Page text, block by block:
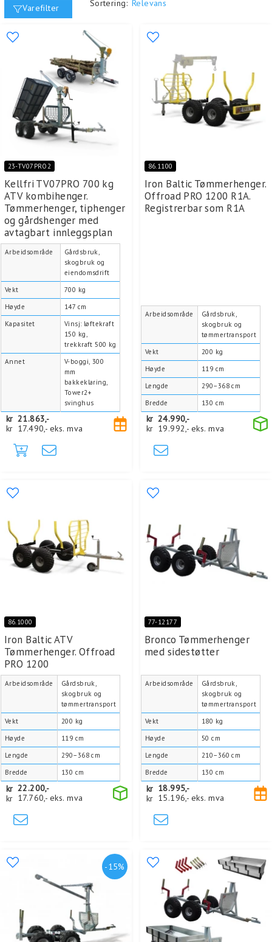
Varefilter Sortering: Relevans
23-TV07PRO2
Kellfri TV07PRO 700 kg
ATV kombihenger.
Tømmerhenger, tiphenger
og gårdshenger med
avtagbart innleggsplan
Arbeidsområde
Gårdsbruk,
skogbruk og
eiendomsdrift
Vekt
700 kg
Høyde
147 cm
Kapasitet
Vinsj: løftekraft
150 kg,
trekkraft 500 kg
Annet
V-boggi, 300
mm
bakkeklaring,
Tower2+
svinghus
kr 21.863,-
kr 17.490,- eks. mva
86.1100
Iron Baltic Tømmerhenger.
Offroad PRO 1200 R1A.
Registrerbar som R1A
Arbeidsområde
Gårdsbruk,
skogbruk og
tømmertransport
Vekt
200 kg
Høyde
119 cm
Lengde
290–368 cm
Bredde
130 cm
kr 24.990,-
kr 19.992,- eks. mva
86.1000
Iron Baltic ATV
Tømmerhenger. Offroad
PRO 1200
Arbeidsområde
Gårdsbruk,
skogbruk og
tømmertransport
Vekt
200 kg
Høyde
119 cm
Lengde
290–368 cm
Bredde
130 cm
kr 22.200,-
kr 17.760,- eks. mva
77-12177
Bronco Tømmerhenger
med sidestøtter
Arbeidsområde
Gårdsbruk,
skogbruk og
tømmertransport
Vekt
180 kg
Høyde
50 cm
Lengde
210–360 cm
Bredde
130 cm
kr 18.995,-
kr 15.196,- eks. mva
-15%